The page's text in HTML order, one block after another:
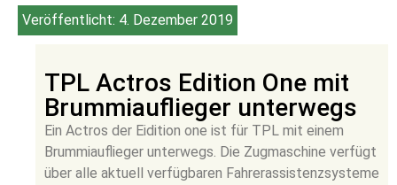
Veröffentlicht: 4. Dezember 2019
TPL Actros Edition One mit
Brummiauflieger unterwegs
Ein Actros der Eidition one ist für TPL mit einem
Brummiauflieger unterwegs. Die Zugmaschine verfügt
über alle aktuell verfügbaren Fahrerassistenzsysteme